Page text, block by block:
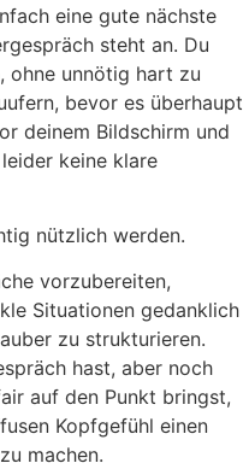
eine gute nächste
steht an. Du
ohne unnötig hart zu
bevor es überhaupt
deinem Bildschirm und
keine klare
nützlich werden.
vorzubereiten,
Situationen gedanklich
zu strukturieren.
hast, aber noch
auf den Punkt bringst,
Kopfgefühl einen
machen.